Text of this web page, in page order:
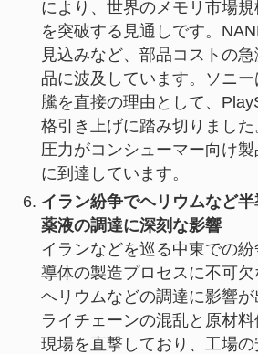
により、世界のメモリ市場
を突破する見通しです。
見込みなど、部品コストの
品に波及しています。ソニ
騰を直接の理由として、
格引き上げに踏み切りまし
圧力がコンシューマー向け
に到達しています。
イラン紛争でヘリウムなど半
薬液の調達に深刻な影響
イランなどを巡る中東での
導体の製造プロセスに不可
ヘリウムなどの調達に影響
ライチェーンの混乱と原材
現場を直撃しており、工場